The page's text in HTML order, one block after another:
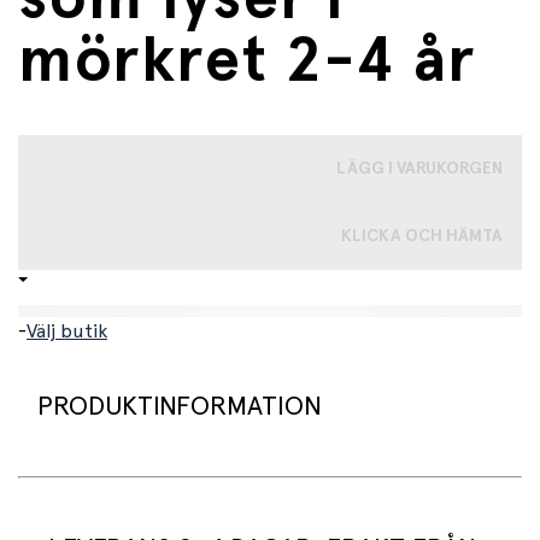
mörkret 2-4 år
LÄGG I VARUKORGEN
KLICKA OCH HÄMTA
-Välj butik
PRODUKTINFORMATION